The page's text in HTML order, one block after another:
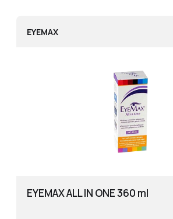
EYEMAX
EYEMAX ALL IN ONE 360 ml